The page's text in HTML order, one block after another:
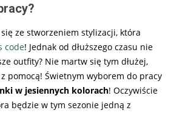
ze stworzeniem stylizacji, która
code! Jednak od dłuższego czasu nie
outfity? Nie martw się tym dłużej,
pomocą! Świetnym wyborem do pracy
w jesiennych kolorach! Oczywiście
będzie w tym sezonie jedną z